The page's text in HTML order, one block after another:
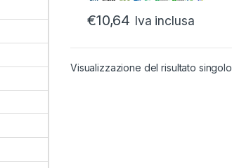
€10,64 Iva inclusa
Visualizzazione del risultato singolo